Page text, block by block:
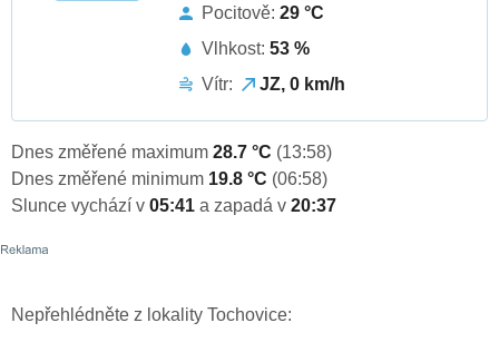
Pocitově: 29 °C
Vlhkost: 53 %
Vítr:
JZ, 0 km/h
Dnes změřené maximum 28.7 °C (13:58)
Dnes změřené minimum 19.8 °C (06:58)
Slunce vychází v 05:41 a zapadá v 20:37
Nepřehlédněte z lokality Tochovice: